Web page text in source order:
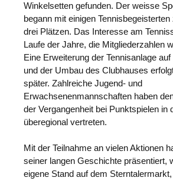
Winkelsetten gefunden. Der weisse
begann mit einigen
drei Plätzen. Das Interesse am
Laufe der Jahre, die Mitgliederzahlen
Eine Erweiterung der Tennisanlage
und der Umbau des Clubhauses
später. Zahlreiche Jugend- und
Erwachsenenmannschaften haben
der Vergangenheit bei Punktspielen in
überegional vertreten.
Mit der Teilnahme an vielen Aktionen
seiner langen Geschichte präsentiert,
eigene Stand auf dem